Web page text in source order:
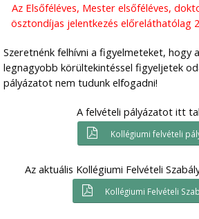
Az Elsőféléves, Mester elsőféléves,
ösztondíjas jelentkezés előreláthatólag
Szeretnénk felhívni a figyelmeteket, hogy
legnagyobb körültekintéssel figyeljetek
pályázatot nem tudunk elfogadni!
A felvételi pályázatot itt
Kollégiumi felvételi
Az aktuális Kollégiumi Felvételi
Kollégiumi Felvételi